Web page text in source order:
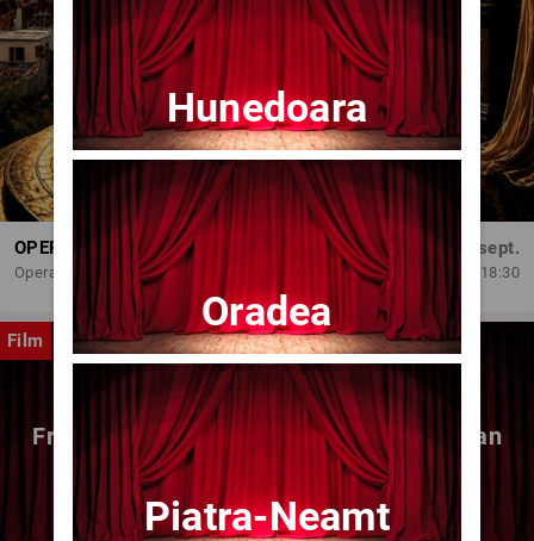
OPERA BRAȘOV ESTIVAL – DANCING SUMMER - SPECTACOL DE BALET
Opera Brasov
Dum, 6 sept.
18:30
Film
Fragmente dintr-un atelier – (regia Bogdan
Mureșanu) – AG
Hunedoara
Oradea
Piatra-Neamt